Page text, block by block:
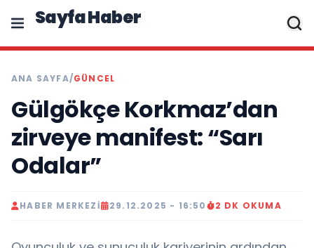
Sayfa Haber
ANA SAYFA/GÜNCEL
Gülgökçe Korkmaz’dan
zirveye manifest: “Sarı
Odalar”
HABER MERKEZI 29.12.2025 - 16:50 2 DK OKUMA